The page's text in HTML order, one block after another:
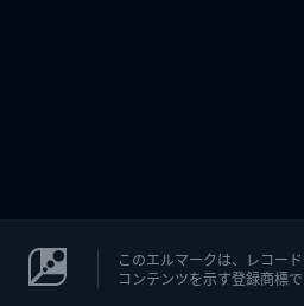
このエルマークは、レコー
コンテンツを示す登録商標